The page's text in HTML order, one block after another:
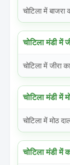
चोटिला में
चोटिला मंडी में
चोटिला में
चोटिला मंडी में
चोटिला में मोठ
चोटिला मंडी में